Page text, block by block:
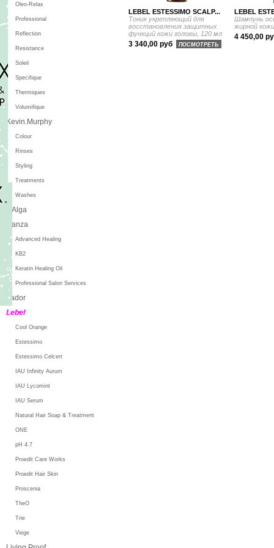
LEBEL ESTESSIMO SCALP...
Тоник укрепляющий для
восстановления защитных
функций кожи головы, 120 мл
3 340,00 руб ПОСМОТРЕТЬ
LEBEL
Шампунь
жирной
4 450,00
Oleo-Relax
Professional
Reflection
Resistance
Soleil
Specifique
Thermiques
Volumifique
Kevin.Murphy
Colour
Rinses
Styling
Treatments
Washes
L'Alga
L'anza
Advanced Healing
KB2
Keratin Healing Oil
Professional Salon Services
Lador
Lebel
Cool Orange
Estessimo
Estessimo Celcert
IAU Infinity Aurum
IAU Lycomint
IAU Serum
Natural Hair Soap & Treatment
ONE
pH 4.7
Proedit Care Works
Proedit Hair Skin
Proscenia
TheO
Trie
Viege